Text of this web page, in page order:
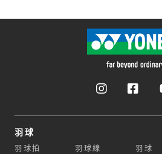
羽球
羽球拍 羽球線 羽球